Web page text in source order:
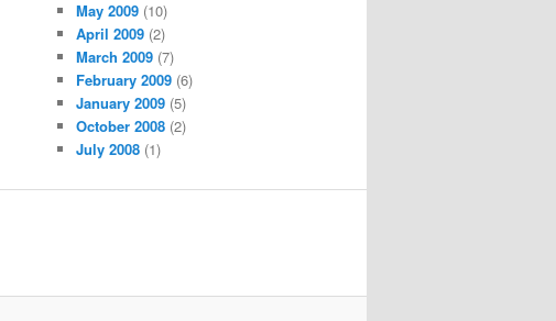
May 2009 (10)
April 2009 (2)
March 2009 (7)
February 2009 (6)
January 2009 (5)
October 2008 (2)
July 2008 (1)